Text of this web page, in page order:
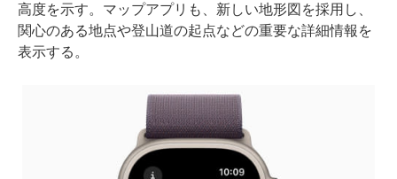
高度を示す。マップアプリも、新しい地形図を採用し、
関心のある地点や登山道の起点などの重要な詳細情報を
表示する。